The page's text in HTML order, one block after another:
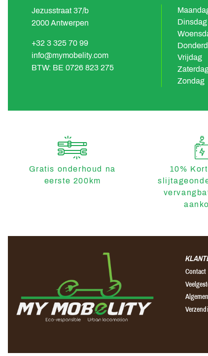
Jezusstraat 37/b
2000 Antwerpen
+32 3 325 70 99
info@mymobelity.com
BTW: BE 0726 823 275
Dinsdag
Vrijdag
Zondag
Gratis onderhoud na
eerste 200km
10%
Contact